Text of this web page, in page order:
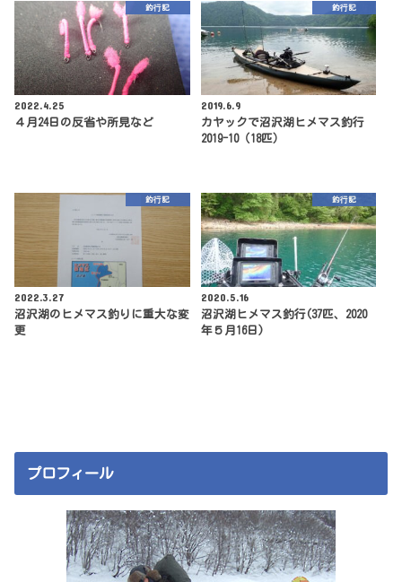
釣行記
2022.4.25
４月24日の反省や所見など
釣行記
2019.6.9
カヤックで沼沢湖ヒメマス釣行
2019-10（18匹）
釣行記
2022.3.27
沼沢湖のヒメマス釣りに重大な変
更
釣行記
2020.5.16
沼沢湖ヒメマス釣行(37匹、2020
年５月16日)
プロフィール